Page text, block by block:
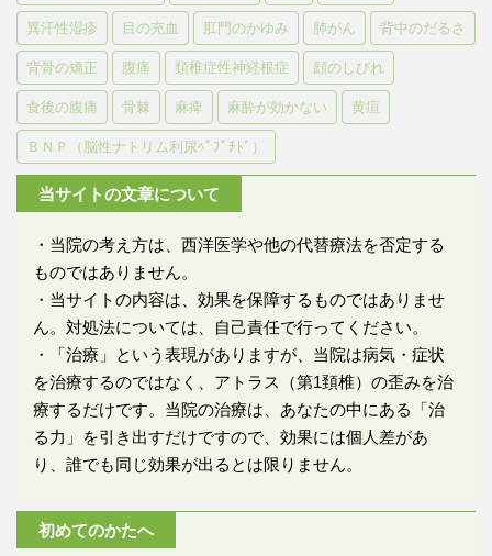
異汗性湿疹 目の充血 肛門のかゆみ 肺がん 背中のだるさ
背骨の矯正 腹痛 頚椎症性神経根症 顔のしびれ
食後の腹痛 骨棘 麻痺 麻酔が効かない 黄疸
ＢＮＰ（脳性ナトリム利尿ﾍﾟﾌﾟﾁﾄﾞ）
当サイトの文章について
・当院の考え方は、西洋医学や他の代替療法を否定する
ものではありません。
・当サイトの内容は、効果を保障するものではありませ
ん。対処法については、自己責任で行ってください。
・「治療」という表現がありますが、当院は病気・症状
を治療するのではなく、アトラス（第1頚椎）の歪みを治
療するだけです。当院の治療は、あなたの中にある「治
る力」を引き出すだけですので、効果には個人差があ
り、誰でも同じ効果が出るとは限りません。
初めてのかたへ